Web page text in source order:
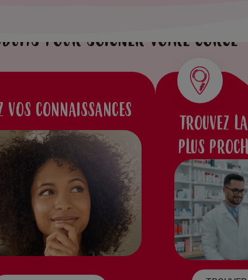
POUR SOIGNER VOTRE GORGE
VOS CONNAISSANCES
TROUVEZ
PLUS